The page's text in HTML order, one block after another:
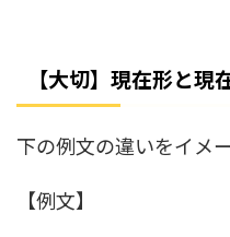
【大切】現在形と現
下の例文の違いをイメ
【例文】